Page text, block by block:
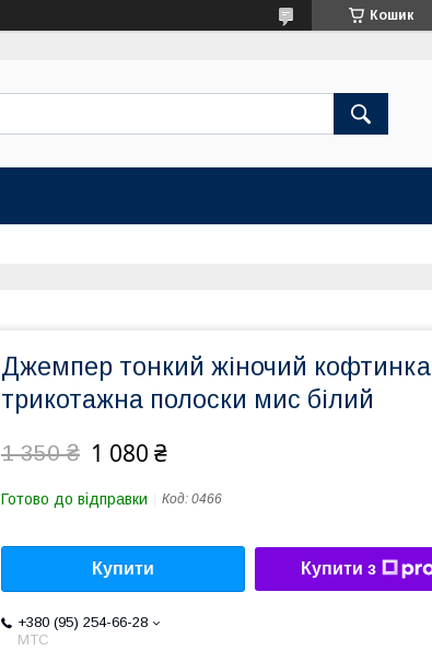
Кошик
Джемпер тонкий жіночий кофтинка
трикотажна полоски мис білий
1 350 ₴ 1 080 ₴
Готово до відправки Код: 0466
Купити Купити з
+380 (95) 254-66-28
МТС